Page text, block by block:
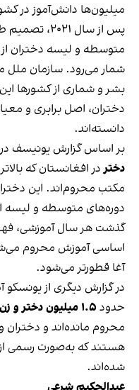
میلیون‌ها دانش‌آموز در
پس از سال
متوسطه و لیسه دختران از
شمار می‌رود. سازمان ملل
بشر و شماری از کشورها
دختران، اصل برابری و
دانسته‌اند.
بر اساس گزارش یونیسف در سال ۲۰۲۵،
دختردر افغانستان که
مکتب محروم‌اند. این
دوره‌های متوسطه و لیسه
گذشت هر سال آموزشی،
اساسی آموزش محروم
آغا قطورتر می‌شود.
حدود ۱.۵ میلیون دختر و زن جوان
محروم مانده‌اند و دختران
هستند که به‌صورت رسمی
شده‌اند.